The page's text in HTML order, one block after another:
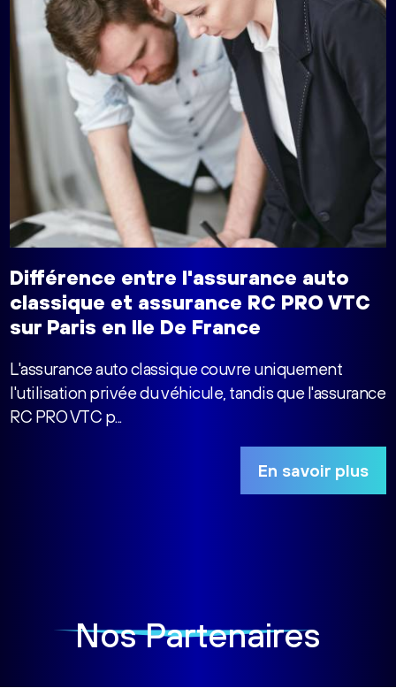
Différence entre l'assurance auto
classique et assurance RC PRO VTC
sur Paris en Ile De France
L'assurance auto classique couvre uniquement
l'utilisation privée du véhicule, tandis que l'assurance
RC PRO VTC p...
En savoir plus
Nos Partenaires